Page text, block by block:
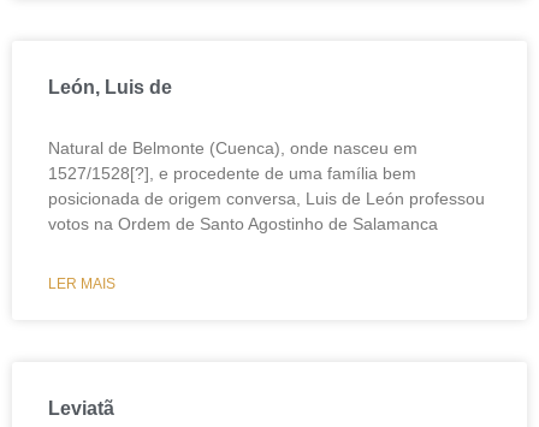
León, Luis de
Natural de Belmonte (Cuenca), onde nasceu em
1527/1528[?], e procedente de uma família bem
posicionada de origem conversa, Luis de León professou
votos na Ordem de Santo Agostinho de Salamanca
LER MAIS
Leviatã